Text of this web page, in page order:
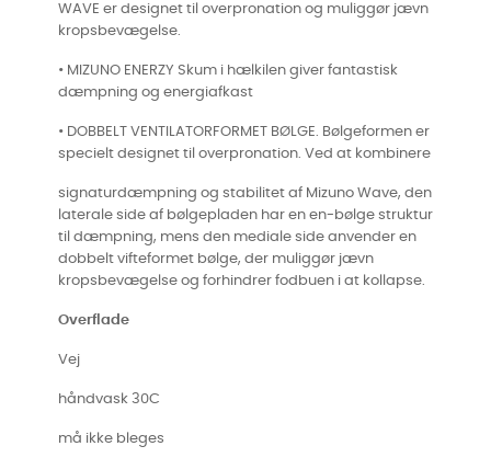
WAVE er designet til overpronation og muliggør jævn
kropsbevægelse.
• MIZUNO ENERZY Skum i hælkilen giver fantastisk
dæmpning og energiafkast
• DOBBELT VENTILATORFORMET BØLGE. Bølgeformen er
specielt designet til overpronation. Ved at kombinere
signaturdæmpning og stabilitet af Mizuno Wave, den
laterale side af bølgepladen har en en-bølge struktur
til dæmpning, mens den mediale side anvender en
dobbelt vifteformet bølge, der muliggør jævn
kropsbevægelse og forhindrer fodbuen i at kollapse.
Overflade
Vej
håndvask 30C
må ikke bleges